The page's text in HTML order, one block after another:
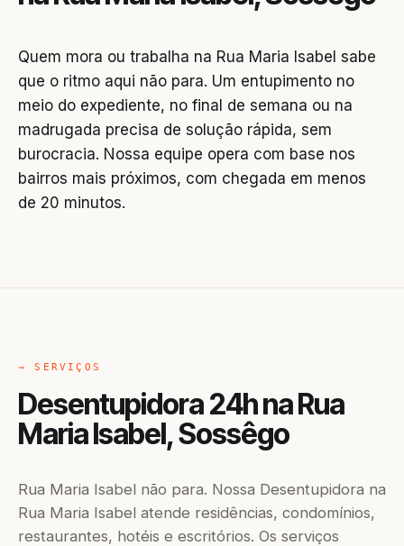
Quem mora ou trabalha na Rua Maria Isabel sabe
que o ritmo aqui não para. Um entupimento no
meio do expediente, no final de semana ou na
madrugada precisa de solução rápida, sem
burocracia. Nossa equipe opera com base nos
bairros mais próximos, com chegada em menos
de 20 minutos.
→ SERVIÇOS
Desentupidora 24h na Rua
Maria Isabel, Sossêgo
Rua Maria Isabel não para. Nossa Desentupidora na
Rua Maria Isabel atende residências, condomínios,
restaurantes, hotéis e escritórios. Os serviços